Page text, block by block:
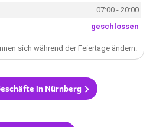
07:00 - 20:00
geschlossen
sich während der Feiertage ändern.
in Nürnberg